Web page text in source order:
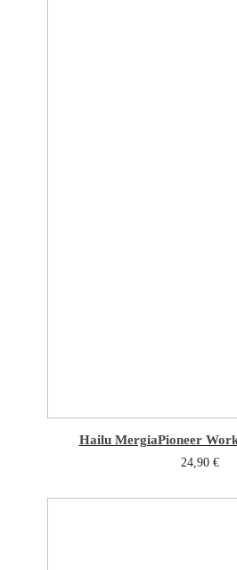
Hailu MergiaPioneer
24,90 €